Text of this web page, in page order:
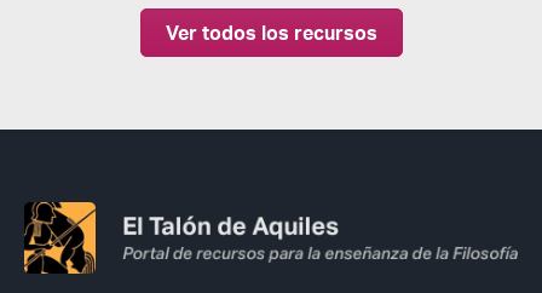
Ver todos los recursos